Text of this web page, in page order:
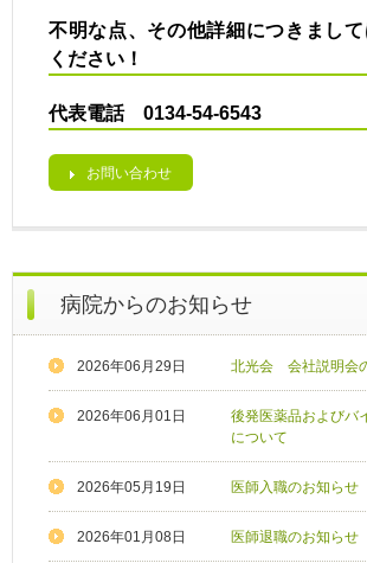
不明な点、その他詳細につきまし
ください！
代表電話 0134-54-6543
お問い合わせ
病院からのお知らせ
2026年06月29日 北光会 会社説明会
2026年06月01日
後発医薬品およびバ
について
2026年05月19日 医師入職のお知らせ
2026年01月08日 医師退職のお知らせ